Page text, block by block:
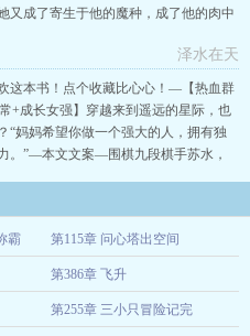
又成了寄生于他的魔种，成了他的肉中
不曾手软。面对她的哀求，他冷漠
，死后更不该缠上我。”这样的魔，即便
。发…
泽水在天
这本书！点个收藏比心心！—【热血群
+成长女强】穿越来到遥远的星际，也
“妈妈希望你做一个强大的人，拥有独
。”—本文文案—围棋九段棋手苏水，
无姓。苏水看着录取通知书上名字那栏
民窟出生的孩子不配拥有姓名？捡了几
霸 第115章 问心塔出空间
第386章 飞升
2025-09-19
第255章 三小只冒险记完